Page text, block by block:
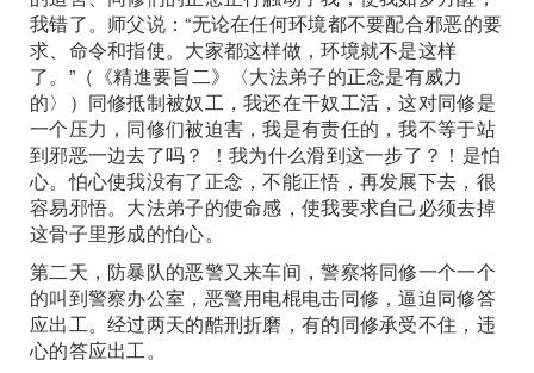
我错了。师父说：“无论在任何环境都不要配合邪恶的要
求、命令和指使。大家都这样做，环境就不是这样
了。”（《精進要旨二》〈大法弟子的正念是有威力
的〉）同修抵制被奴工，我还在干奴工活，这对同修是
一个压力，同修们被迫害，我是有责任的，我不等于站
到邪恶一边去了吗？ ！我为什么滑到这一步了？！是怕
心。怕心使我没有了正念，不能正悟，再发展下去，很
容易邪悟。大法弟子的使命感，使我要求自己必须去掉
这骨子里形成的怕心。
第二天，防暴队的恶警又来车间，警察将同修一个一个
的叫到警察办公室，恶警用电棍电击同修，逼迫同修答
应出工。经过两天的酷刑折磨，有的同修承受不住，违
心的答应出工。